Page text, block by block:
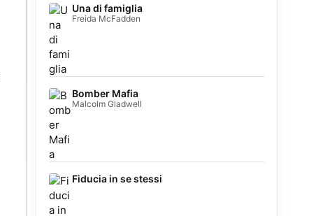
Una di famiglia
Freida McFadden
Bomber Mafia
Malcolm Gladwell
Fiducia in se stessi